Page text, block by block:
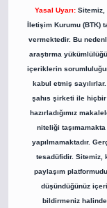
Yasal Uyarı: Sitemiz,
İletişim Kurumu (BTK)
vermektedir. Bu
araştırma
içeriklerin
kabul etmiş
şahıs şirketi ile hiçbir
hazırladığımız
niteliği
yapılmamaktadır.
tesadüfidir. Sitemiz,
paylaşım
düşündüğünüz
bildirmeniz